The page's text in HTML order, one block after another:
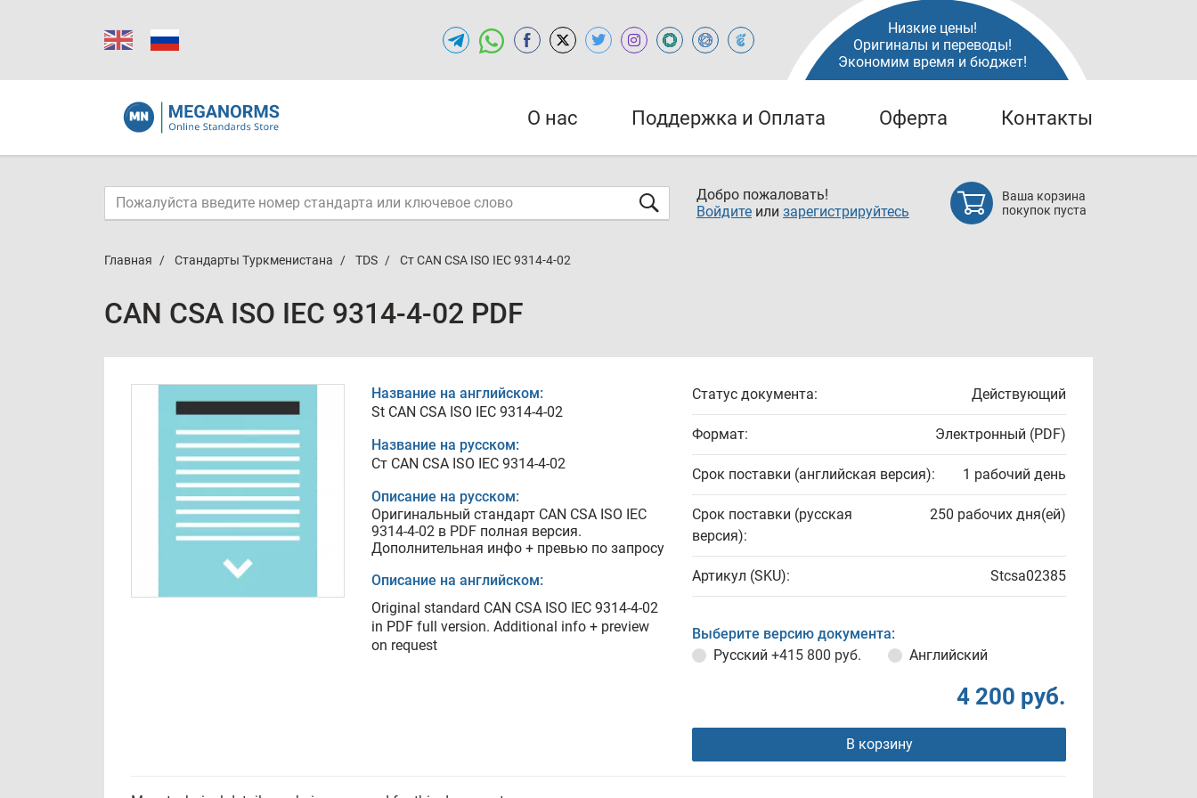
Низкие цены!
Оригиналы и переводы!
Экономим время и бюджет!
О нас Поддержка и Оплата Оферта Контакты
Добро пожаловать!
Войдите или зарегистрируйтесь
Ваша корзина
покупок пуста
Главная Стандарты Туркменистана TDS Ст CAN CSA ISO IEC 9314-4-02
CAN CSA ISO IEC 9314-4-02 PDF
Название на английском:
St CAN CSA ISO IEC 9314-4-02
Название на русском:
Ст CAN CSA ISO IEC 9314-4-02
Описание на русском:
Оригинальный стандарт CAN CSA ISO IEC
9314-4-02 в PDF полная версия.
Дополнительная инфо + превью по запросу
Описание на английском:
Original standard CAN CSA ISO IEC 9314-4-02
in PDF full version. Additional info + preview
on request
Статус документа: Действующий
Формат: Электронный (PDF)
Срок поставки (английская версия): 1 рабочий день
Срок поставки (русская
версия):
250 рабочих дня(ей)
Артикул (SKU): Stcsa02385
Выберите версию документа:
Русский +415 800 руб. Английский
4 200 руб.
В корзину